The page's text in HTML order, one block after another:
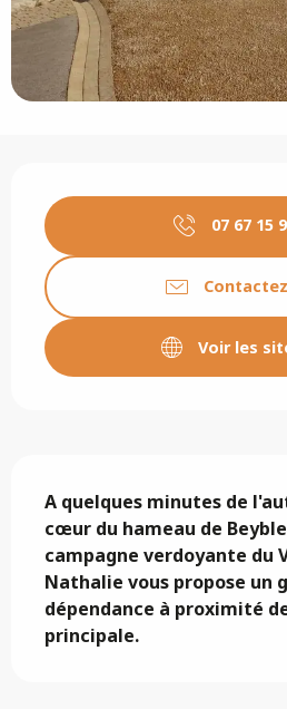
07 67 15
Voir les
A quelques minutes de
cœur du hameau de
campagne verdoyante du
Nathalie vous propose un
dépendance à proximité
principale.